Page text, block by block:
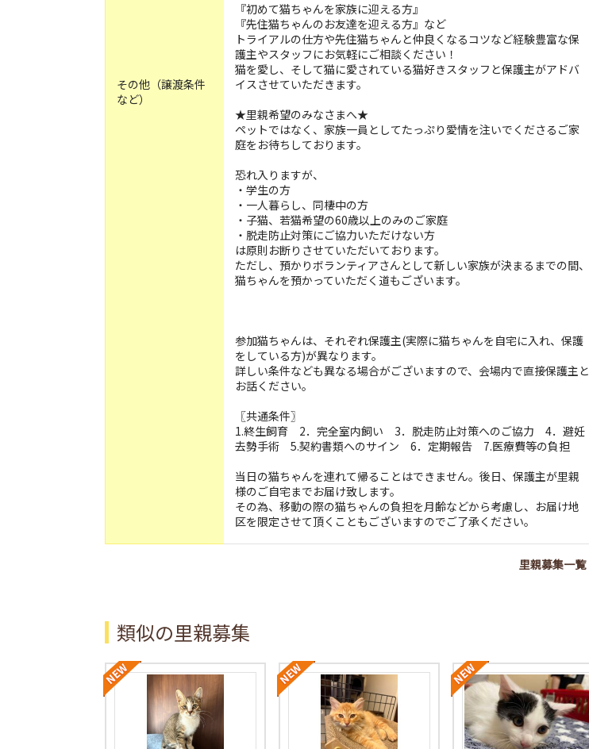
その他（譲渡条件
など）
『初めて猫ちゃんを家族に迎える方』
『先住猫ちゃんのお友達を迎える方』など
トライアルの仕方や先住猫ちゃんと仲良くなるコツなど経験豊富な保
護主やスタッフにお気軽にご相談ください！
猫を愛し、そして猫に愛されている猫好きスタッフと保護主がアドバ
イスさせていただきます。
★里親希望のみなさまへ★
ペットではなく、家族一員としてたっぷり愛情を注いでくださるご家
庭をお待ちしております。
恐れ入りますが、
・学生の方
・一人暮らし、同棲中の方
・子猫、若猫希望の60歳以上のみのご家庭
・脱走防止対策にご協力いただけない方
は原則お断りさせていただいております。
ただし、預かりボランティアさんとして新しい家族が決まるまでの間、
猫ちゃんを預かっていただく道もございます。
参加猫ちゃんは、それぞれ保護主(実際に猫ちゃんを自宅に入れ、保護
をしている方)が異なります。
詳しい条件なども異なる場合がございますので、会場内で直接保護主と
お話ください。
〖共通条件〗
1.終生飼育 2．完全室内飼い 3．脱走防止対策へのご協力 4．避妊
去勢手術 5.契約書類へのサイン 6．定期報告 7.医療費等の負担
当日の猫ちゃんを連れて帰ることはできません。後日、保護主が里親
様のご自宅までお届け致します。
その為、移動の際の猫ちゃんの負担を月齢などから考慮し、お届け地
区を限定させて頂くこともございますのでご了承ください。
里親募集一覧
類似の里親募集